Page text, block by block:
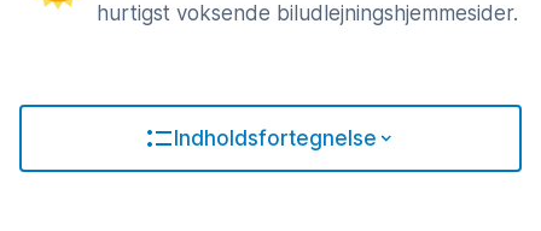
hurtigst voksende biludlejningshjemmesider.
Indholdsfortegnelse